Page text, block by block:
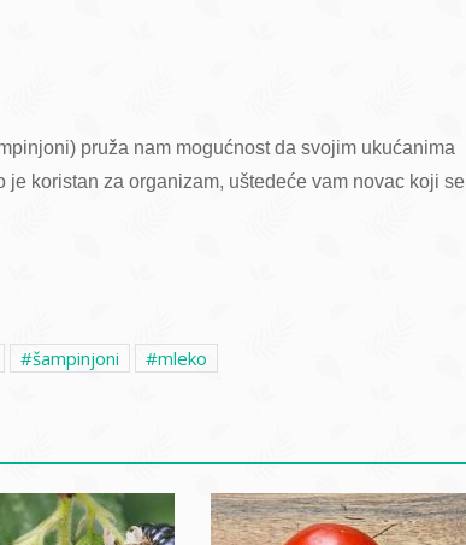
pruža nam mogućnost da svojim ukućanima
koristan za organizam, uštedeće vam novac koji se
šampinjoni mleko